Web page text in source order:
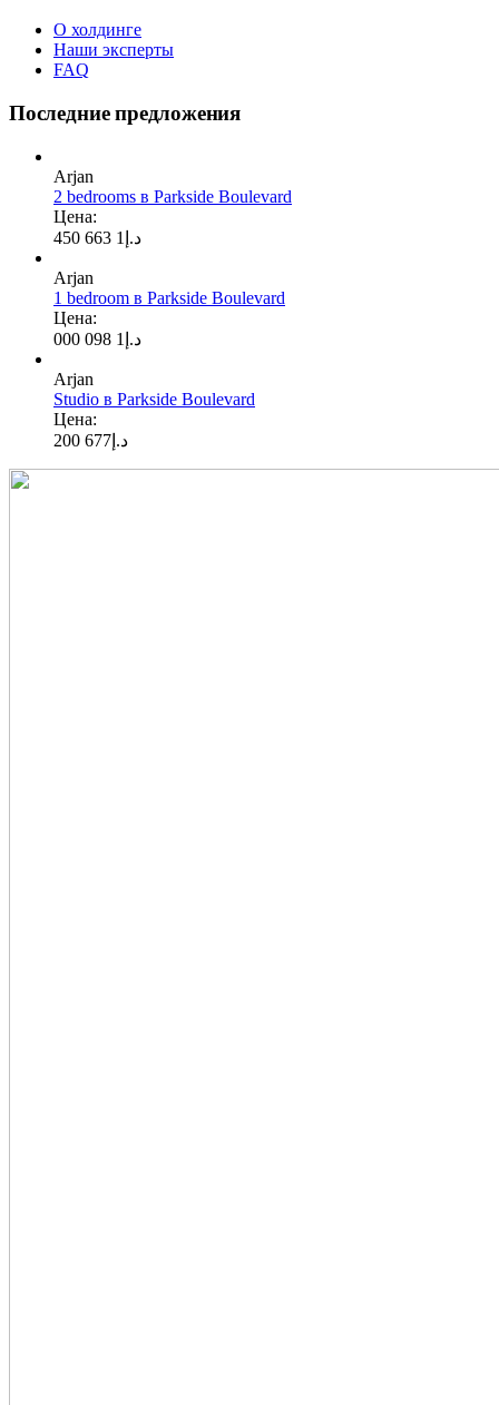
О холдинге
Наши эксперты
FAQ
Последние предложения
Arjan
2 bedrooms в Parkside Boulevard
Цена:
د.إ 1 663 450
Arjan
1 bedroom в Parkside Boulevard
Цена:
د.إ 1 098 000
Arjan
Studio в Parkside Boulevard
Цена:
د.إ 677 200